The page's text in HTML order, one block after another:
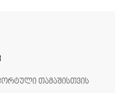
თამაშისთვის